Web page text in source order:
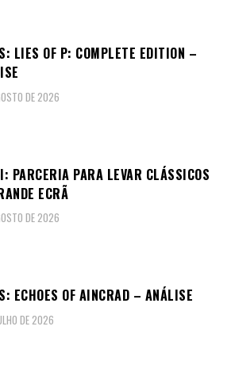
LIES OF P: COMPLETE EDITION –
DE 2026
PARCERIA PARA LEVAR CLÁSSICOS
ECRÃ
DE 2026
ECHOES OF AINCRAD – ANÁLISE
DE 2026